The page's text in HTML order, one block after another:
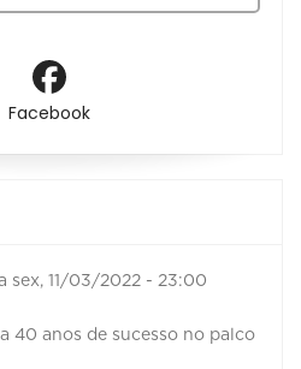
Facebook
sex, 11/03/2022 - 23:00
40 anos de sucesso no palco